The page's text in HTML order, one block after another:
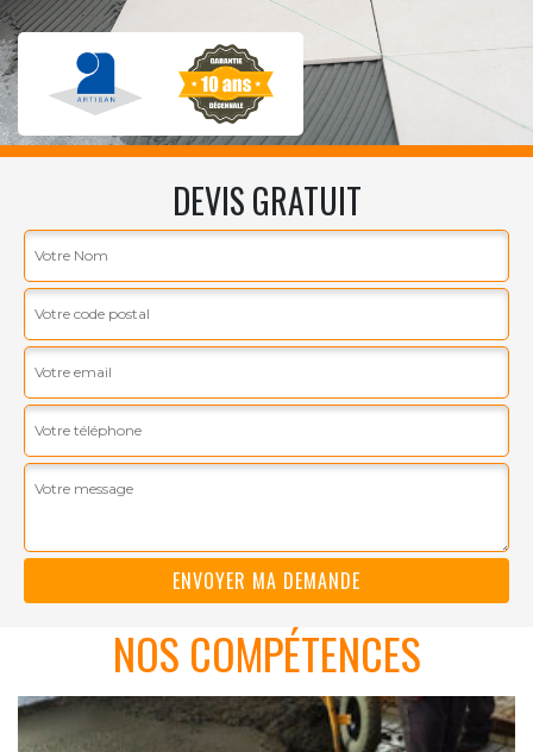
DEVIS GRATUIT
NOS COMPÉTENCES